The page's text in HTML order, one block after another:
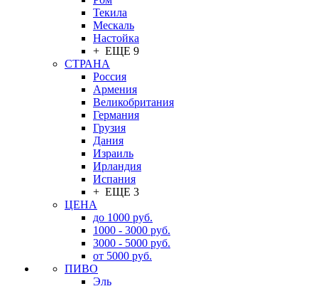
Текила
Мескаль
Настойка
+ ЕЩЕ 9
СТРАНА
Россия
Армения
Великобритания
Германия
Грузия
Дания
Израиль
Ирландия
Испания
+ ЕЩЕ 3
ЦЕНА
до 1000 руб.
1000 - 3000 руб.
3000 - 5000 руб.
от 5000 руб.
ПИВО
Эль